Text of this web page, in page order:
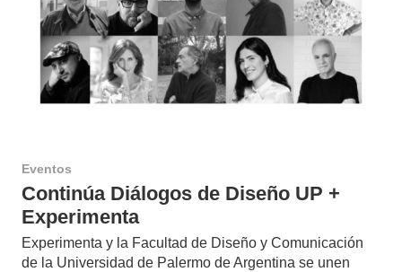
Eventos
Continúa Diálogos de Diseño UP +
Experimenta
Experimenta y la Facultad de Diseño y Comunicación
de la Universidad de Palermo de Argentina se unen